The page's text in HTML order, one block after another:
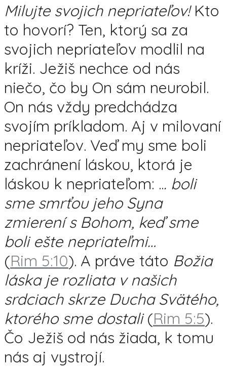
Milujte svojich nepriateľov!Kto
to hovorí? Ten, ktorý sa za
svojich nepriateľov modlil na
kríži. Ježiš nechce od nás
niečo, čo by On sám neurobil.
On nás vždy predchádza
svojím príkladom. Aj v milovaní
nepriateľov. Veď my sme boli
zachránení láskou, ktorá je
láskou k nepriateľom: ... boli
sme smrťou jeho Syna
zmierení s Bohom, keď sme
boli ešte nepriateľmi…
(Rim 5:10). A práve táto Božia
láska je rozliata v našich
srdciach skrze Ducha Svätého,
ktorého sme dostali(Rim 5:5).
Čo Ježiš od nás žiada, k tomu
nás aj vystrojí.